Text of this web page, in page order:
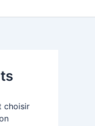
choisir